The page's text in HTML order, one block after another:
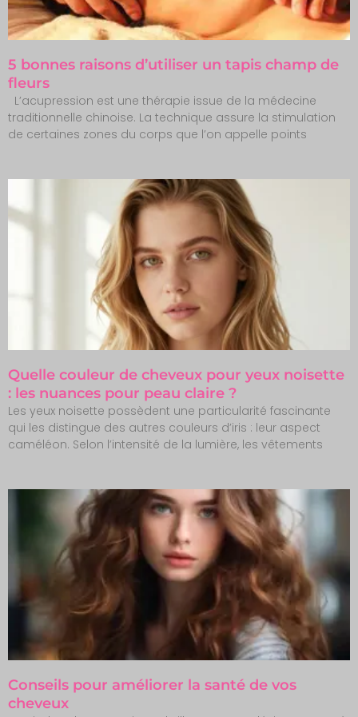
5 bonnes raisons d’utiliser un tapis champ de
fleurs
L’acupression est une thérapie issue de la médecine
traditionnelle chinoise. La technique assure la stimulation
de certaines zones du corps que l’on appelle points
Quelle couleur de cheveux pour yeux noisette
: les nuances pour peau claire ?
Les yeux noisette possèdent une particularité fascinante
qui les distingue des autres couleurs d’iris : leur aspect
caméléon. Selon l’intensité de la lumière, les vêtements
Conseils pour améliorer la santé de vos
cheveux